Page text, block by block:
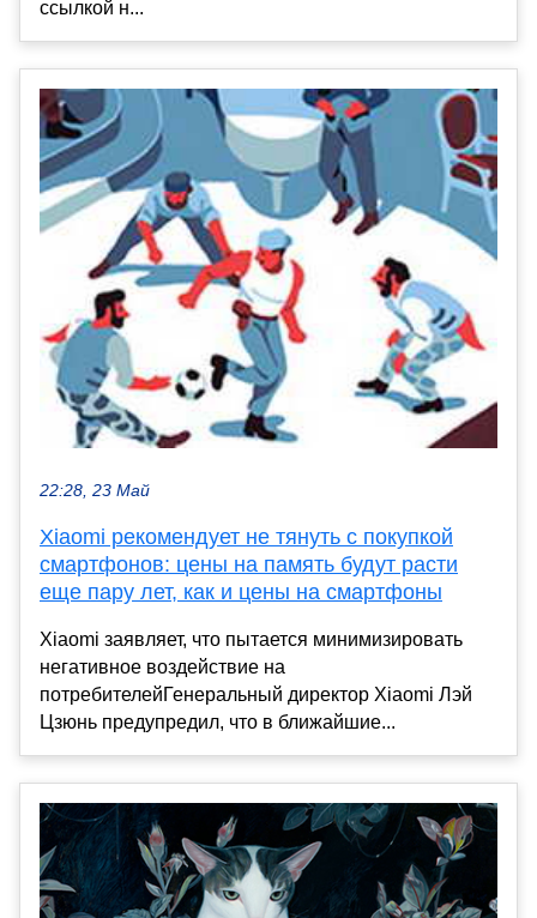
ссылкой н...
22:28, 23 Май
Xiaomi рекомендует не тянуть с покупкой
смартфонов: цены на память будут расти
еще пару лет, как и цены на смартфоны
Xiaomi заявляет, что пытается минимизировать
негативное воздействие на
потребителейГенеральный директор Xiaomi Лэй
Цзюнь предупредил, что в ближайшие...